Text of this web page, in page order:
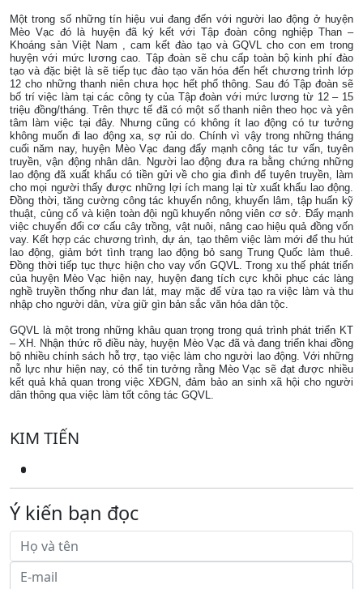
Một trong số những tín hiệu vui đang đến với người lao động ở huyện
Mèo Vạc đó là huyện đã ký kết với Tập đoàn công nghiệp Than –
Khoáng sản Việt Nam
, cam kết đào tạo và GQVL cho con em trong
huyện với mức lương cao. Tập đoàn sẽ chu cấp toàn bộ kinh phí đào
tạo và đặc biệt là sẽ tiếp tục đào tạo văn hóa đến hết chương trình lớp
12 cho những thanh niên chưa học hết phổ thông. Sau đó Tập đoàn sẽ
bố trí việc làm tại các công ty của Tập đoàn với mức lương từ 12 – 15
triệu đồng/tháng. Trên thực tế đã có một số thanh niên theo học và yên
tâm làm việc tại đây. Nhưng cũng có không ít lao động có tư tưởng
không muốn đi lao động xa, sợ rủi do. Chính vì vậy trong những tháng
cuối năm nay, huyện Mèo Vạc đang đẩy mạnh công tác tư vấn, tuyên
truyền, vận động nhân dân. Người lao động đưa ra bằng chứng những
lao động đã xuất khẩu có tiền gửi về cho gia đình để tuyên truyền, làm
cho mọi người thấy được những lợi ích mang lại từ xuất khẩu lao động.
Đồng thời, tăng cường công tác khuyến nông, khuyến lâm, tập huấn kỹ
thuật, củng cố và kiện toàn đội ngũ khuyến nông viên cơ sở. Đẩy mạnh
việc chuyển đổi cơ cấu cây trồng, vật nuôi, nâng cao hiệu quả đồng vốn
vay. Kết hợp các chương trình, dự án, tạo thêm việc làm mới để thu hút
lao động, giảm bớt tình trạng lao động bỏ sang Trung Quốc làm thuê.
Đồng thời tiếp tục thực hiện cho vay vốn GQVL. Trong xu thế phát triển
của huyện Mèo Vạc hiện nay, huyện đang tích cực khôi phục các làng
nghề truyền thống như đan lát, may mặc để vừa tạo ra việc làm và thu
nhập cho người dân, vừa giữ gìn bản sắc văn hóa dân tộc.
GQVL là một trong những khâu quan trọng trong quá trình phát triển KT
– XH. Nhận thức rõ điều này, huyện Mèo Vạc đã và đang triển khai đồng
bộ nhiều chính sách hỗ trợ, tạo việc làm cho người lao động. Với những
nỗ lực như hiện nay, có thể tin tưởng rằng Mèo Vạc sẽ đạt được nhiều
kết quả khả quan trong việc XĐGN, đảm bảo an sinh xã hội cho người
dân thông qua việc làm tốt công tác GQVL.
KIM TIẾN
Ý kiến bạn đọc